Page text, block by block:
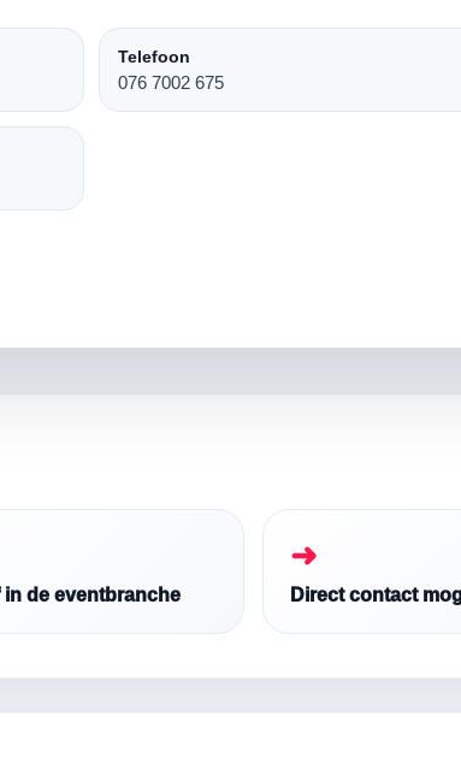
Telefoon
076 7002 675
in de eventbranche
➜
Direct contact